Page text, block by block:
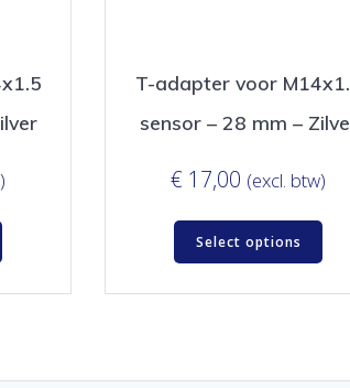
T-adapter voor
sensor – 28 mm –
€ 17,00 (excl. btw)
Select options